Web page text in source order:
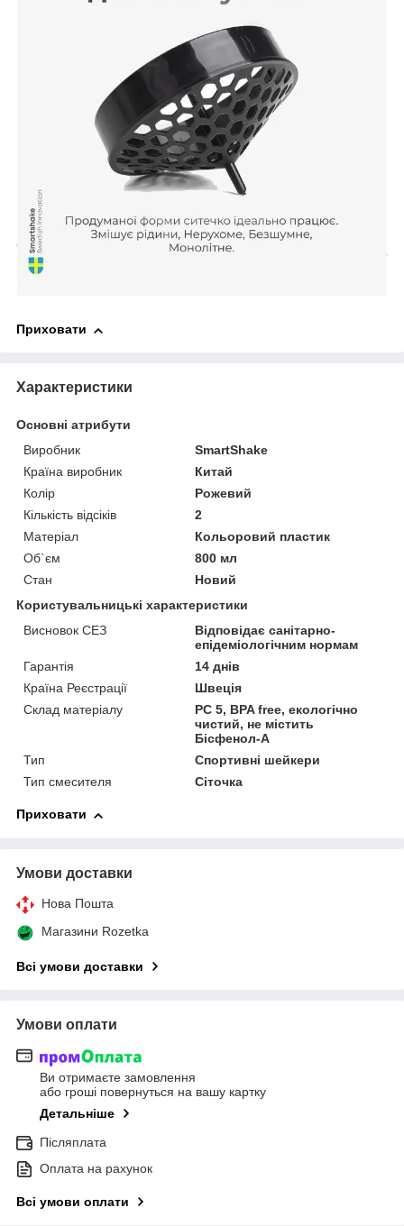
Приховати
Характеристики
Основні атрибути
Виробник
SmartShake
Країна виробник
Китай
Колір
Рожевий
Кількість відсіків
2
Матеріал
Кольоровий пластик
Об`єм
800 мл
Стан
Новий
Користувальницькі характеристики
Висновок СЕЗ
Відповідає санітарно-
епідеміологічним нормам
Гарантія
14 днів
Країна Реєстрації
Швеція
Склад матеріалу
PC 5, BPA free, екологічно
чистий, не містить
Бісфенол-А
Тип
Спортивні шейкери
Тип смесителя
Сіточка
Приховати
Умови доставки
Нова Пошта
Магазини Rozetka
Всі умови доставки
Умови оплати
Ви отримаєте замовлення
або гроші повернуться на вашу картку
Детальніше
Післяплата
Оплата на рахунок
Всі умови оплати